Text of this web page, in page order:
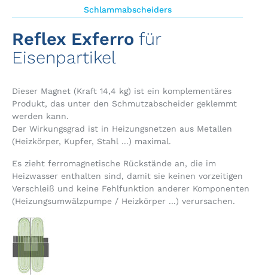
Schlammabscheiders
Reflex Exferro für
Eisenpartikel
Dieser Magnet (Kraft 14,4 kg) ist ein komplementäres
Produkt, das unter den Schmutzabscheider geklemmt
werden kann.
Der Wirkungsgrad ist in Heizungsnetzen aus Metallen
(Heizkörper, Kupfer, Stahl ...) maximal.
Es zieht ferromagnetische Rückstände an, die im
Heizwasser enthalten sind, damit sie keinen vorzeitigen
Verschleiß und keine Fehlfunktion anderer Komponenten
(Heizungsumwälzpumpe / Heizkörper ...) verursachen.